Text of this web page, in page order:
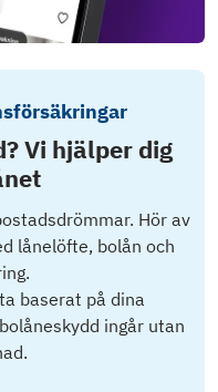
Vi hjälper dig
Hör av
lånelöfte, bolån och
baserat på dina
ingår utan